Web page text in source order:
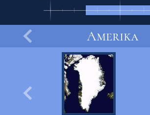
Amerika